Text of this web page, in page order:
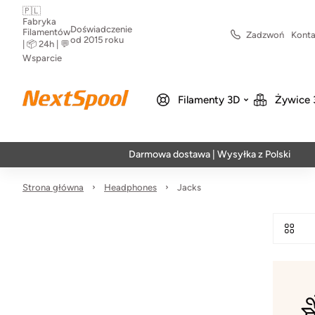
🇵🇱
Fabryka
Filamentów
| 📦 24h | 💬
Wsparcie
Doświadczenie
od 2015 roku
Zadzwoń
Filamenty 3D Żywice
Darmowa dostawa | Wysyłka z Polski |
Strona główna Headphones Jacks